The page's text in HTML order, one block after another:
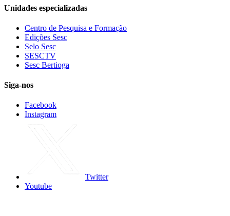
Unidades especializadas
Centro de Pesquisa e Formação
Edições Sesc
Selo Sesc
SESCTV
Sesc Bertioga
Siga-nos
Facebook
Instagram
Twitter
Youtube